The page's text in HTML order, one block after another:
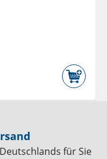
für Sie